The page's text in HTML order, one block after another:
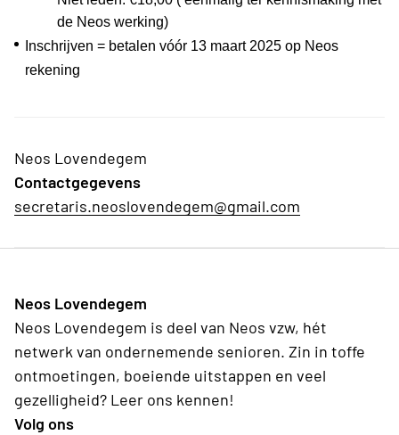
de Neos werking)
Inschrijven = betalen vóór 13 maart 2025 op Neos
rekening
Neos Lovendegem
Contactgegevens
secretaris.neoslovendegem@gmail.com
Neos Lovendegem
Neos Lovendegem is deel van Neos vzw, hét
netwerk van ondernemende senioren. Zin in toffe
ontmoetingen, boeiende uitstappen en veel
gezelligheid? Leer ons kennen!
Volg ons